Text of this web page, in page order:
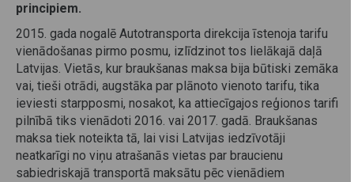
principiem.
2015. gada nogalē Autotransporta direkcija īstenoja tarifu
vienādošanas pirmo posmu, izlīdzinot tos lielākajā daļā
Latvijas. Vietās, kur braukšanas maksa bija būtiski zemāka
vai, tieši otrādi, augstāka par plānoto vienoto tarifu, tika
ieviesti starpposmi, nosakot, ka attiecīgajos reģionos tarifi
pilnībā tiks vienādoti 2016. vai 2017. gadā. Braukšanas
maksa tiek noteikta tā, lai visi Latvijas iedzīvotāji
neatkarīgi no viņu atrašanās vietas par braucienu
sabiedriskajā transportā maksātu pēc vienādiem